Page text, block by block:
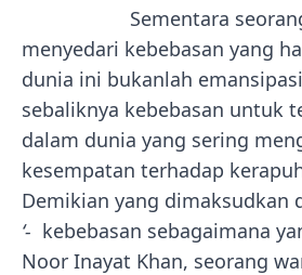
Sementara seorang
menyedari kebebasan yang
dunia ini bukanlah
sebaliknya kebebasan untuk
dalam dunia yang sering
kesempatan terhadap
Demikian yang dimaksudkan
‘- kebebasan sebagaimana
Noor Inayat Khan, seorang